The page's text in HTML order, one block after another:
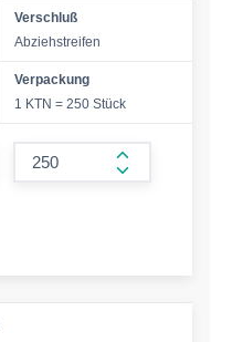
Verschluß
Abziehstreifen
Verpackung
1 KTN = 250 Stück
form.increase-